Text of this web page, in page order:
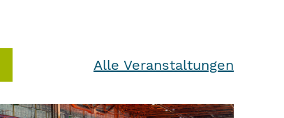
Alle Veranstaltungen